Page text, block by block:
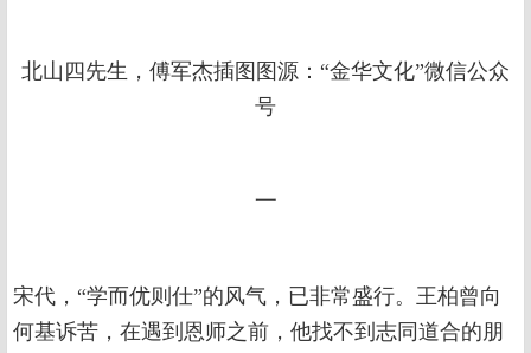
北山四先生，傅军杰插图图源：“金华文化”微信公众
号
一
宋代，“学而优则仕”的风气，已非常盛行。王柏曾向
何基诉苦，在遇到恩师之前，他找不到志同道合的朋